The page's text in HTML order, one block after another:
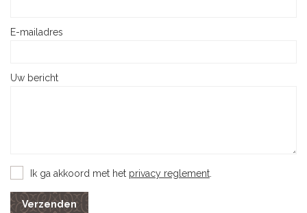
E-mailadres
Uw bericht
Ik ga akkoord met het privacy reglement.
Verzenden